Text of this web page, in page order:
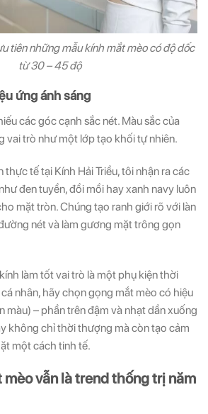
tiên những mẫu kính mắt mèo có độ dốc
từ 30 – 45 độ
ứng ánh sáng
các góc cạnh sắc nét. Màu sắc của
vai trò như một lớp tạo khối tự nhiên.
thực tế tại Kính Hải Triều, tôi nhận ra các
đen tuyền, đồi mồi hay xanh navy luôn
mặt tròn. Chúng tạo ranh giới rõ với làn
nét và làm gương mặt trông gọn
làm tốt vai trò là một phụ kiện thời
nhân, hãy chọn gọng mắt mèo có hiệu
màu) – phần trên đậm và nhạt dần xuống
không chỉ thời thượng mà còn tạo cảm
một cách tinh tế.
mèo vẫn là trend thống trị năm